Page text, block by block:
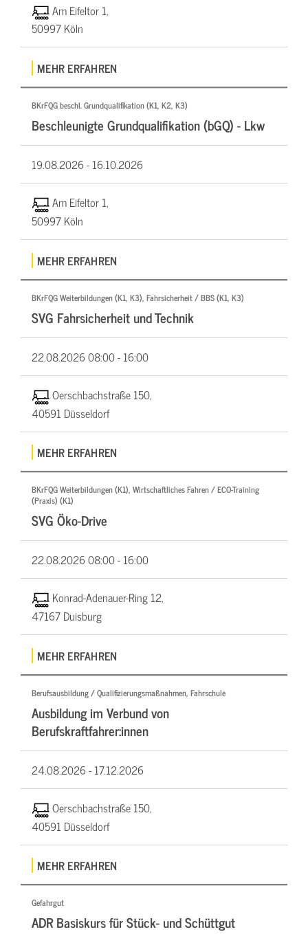
Am Eifeltor 1,
50997 Köln
MEHR ERFAHREN
BKrFQG beschl. Grundqualifikation (K1, K2, K3)
Beschleunigte Grundqualifikation (bGQ) - Lkw
19.08.2026 -16.10.2026
Am Eifeltor 1,
50997 Köln
MEHR ERFAHREN
BKrFQG Weiterbildungen (K1, K3), Fahrsicherheit / BBS (K1, K3)
SVG Fahrsicherheit und Technik
22.08.202608:00 - 16:00
Oerschbachstraße 150,
40591 Düsseldorf
MEHR ERFAHREN
BKrFQG Weiterbildungen (K1), Wirtschaftliches Fahren / ECO-Training
(Praxis) (K1)
SVG Öko-Drive
22.08.202608:00 - 16:00
Konrad-Adenauer-Ring 12,
47167 Duisburg
MEHR ERFAHREN
Berufsausbildung / Qualifizierungsmaßnahmen, Fahrschule
Ausbildung im Verbund von
Berufskraftfahrer:innen
24.08.2026 -17.12.2026
Oerschbachstraße 150,
40591 Düsseldorf
MEHR ERFAHREN
Gefahrgut
ADR Basiskurs für Stück- und Schüttgut